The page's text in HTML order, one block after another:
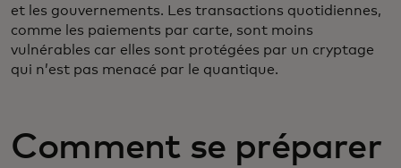
et les gouvernements. Les transactions quotidiennes,
comme les paiements par carte, sont moins
vulnérables car elles sont protégées par un cryptage
qui n’est pas menacé par le quantique.
Comment se préparer